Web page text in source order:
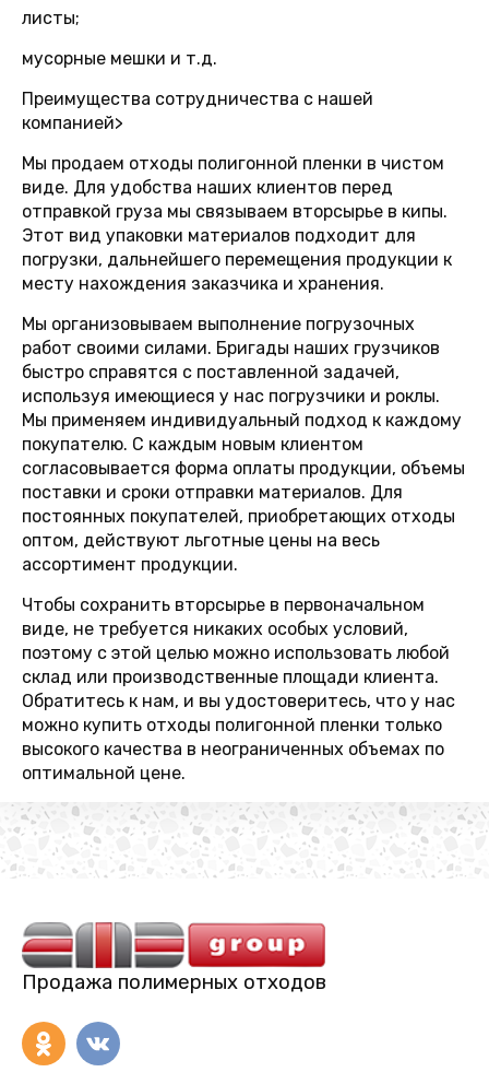
листы;
мусорные мешки и т.д.
Преимущества сотрудничества с нашей
компанией>
Мы продаем отходы полигонной пленки в чистом
виде. Для удобства наших клиентов перед
отправкой груза мы связываем вторсырье в кипы.
Этот вид упаковки материалов подходит для
погрузки, дальнейшего перемещения продукции к
месту нахождения заказчика и хранения.
Мы организовываем выполнение погрузочных
работ своими силами. Бригады наших грузчиков
быстро справятся с поставленной задачей,
используя имеющиеся у нас погрузчики и роклы.
Мы применяем индивидуальный подход к каждому
покупателю. С каждым новым клиентом
согласовывается форма оплаты продукции, объемы
поставки и сроки отправки материалов. Для
постоянных покупателей, приобретающих отходы
оптом, действуют льготные цены на весь
ассортимент продукции.
Чтобы сохранить вторсырье в первоначальном
виде, не требуется никаких особых условий,
поэтому с этой целью можно использовать любой
склад или производственные площади клиента.
Обратитесь к нам, и вы удостоверитесь, что у нас
можно купить отходы полигонной пленки только
высокого качества в неограниченных объемах по
оптимальной цене.
Продажа полимерных отходов